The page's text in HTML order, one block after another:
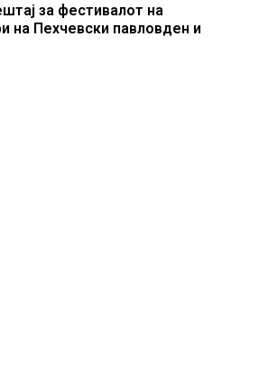
за фестивалот на
на Пехчевски павловден и